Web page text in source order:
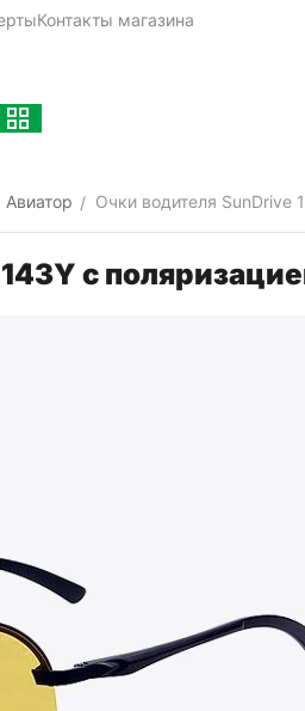
Контакты магазина
Авиатор / Очки водителя SunDrive
с